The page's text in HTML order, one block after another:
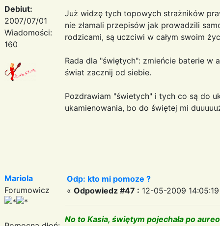
Debiut:
2007/07/01
Wiadomości:
160
Już widzę tych topowych strażników
nie złamali przepisów jak prowadzili
rodzicami, są uczciwi w całym swoim
Rada dla "świętych": zmieńcie baterie w
świat zacznij od siebie.
Pozdrawiam "świetych" i tych co są do
ukamienowania, bo do świętej mi
Mariola
Forumowicz
Odp: kto mi pomoze ?
« Odpowiedz #47 : 12-05-2009
No to Kasia, świętym pojechała po